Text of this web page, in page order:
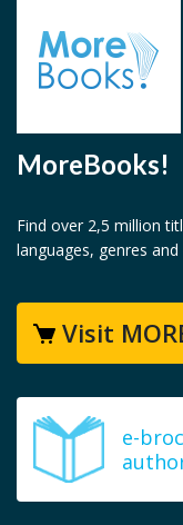
MoreBooks!
Find over 2,5 million
languages, genres
Visit
e-